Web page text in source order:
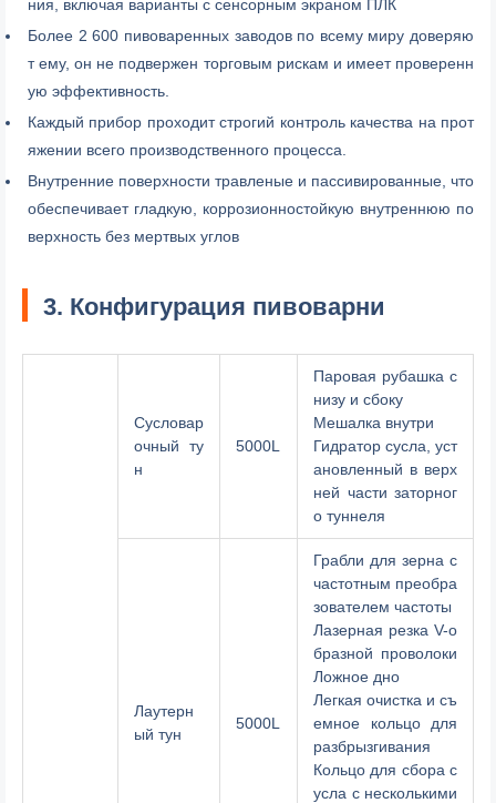
ния, включая варианты с сенсорным экраном ПЛК
Более 2 600 пивоваренных заводов по всему миру доверяю
т ему, он не подвержен торговым рискам и имеет проверенн
ую эффективность.
Каждый прибор проходит строгий контроль качества на прот
яжении всего производственного процесса.
Внутренние поверхности травленые и пассивированные, что
обеспечивает гладкую, коррозионностойкую внутреннюю по
верхность без мертвых углов
3. Конфигурация пивоварни
Сусловар
очный ту
н
5000L
Паровая рубашка с
низу и сбоку
Мешалка внутри
Гидратор сусла, уст
ановленный в верх
ней части заторног
о туннеля
Лаутерн
ый тун
5000L
Грабли для зерна с
частотным преобра
зователем частоты
Лазерная резка V-о
бразной проволоки
Ложное дно
Легкая очистка и съ
емное кольцо для
разбрызгивания
Кольцо для сбора с
усла с несколькими